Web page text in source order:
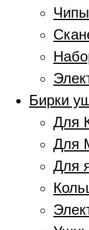
Чипы
Бирки
Для
Для
Для